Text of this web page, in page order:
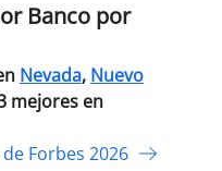
Banco por
Nevada, Nuevo
mejores en
Forbes 2026